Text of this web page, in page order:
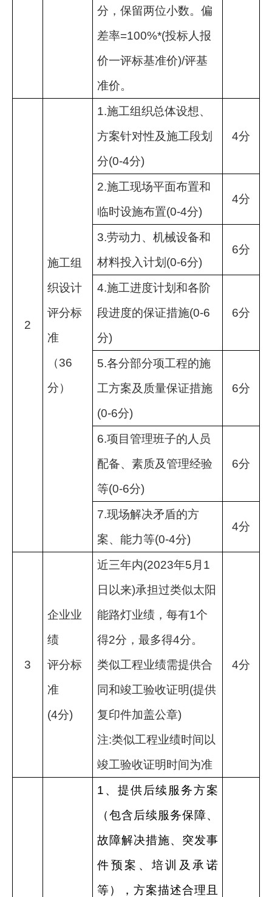
分，保留两位小数。偏
差率=100%*(投标人报
价一评标基准价)/评基
准价。
2
施工组
织设计
评分标
准
（36
分）
1.施工组织总体设想、
方案针对性及施工段划
分(0-4分)
4分
2.施工现场平面布置和
临时设施布置(0-4分)
4分
3.劳动力、机械设备和
材料投入计划 (0-6分)
6分
4.施工进度计划和各阶
段进度的保证措施(0-6
分)
6分
5.各分部分项工程的施
工方案及质量保证措施
(0-6分)
6分
6.项目管理班子的人员
配备、素质及管理经验
等(0-6分)
6分
7.现场解决矛盾的方
案、能力等(0-4分)
4分
3
企业业
绩
评分标
准
(4分)
近三年内(2023年5 月 1
日以来)承担过类似太阳
能路灯业绩，每有1个
得2分，最多得4分。
类似工程业绩需提供合
同和竣工验收证明(提供
复印件加盖公章)
注:类似工程业绩时间以
竣工验收证明时间为准
4分
1 、提供后续服务方案
（包含后续服务保障、
故障解决措施、突发事
件预案、培训及承诺
等），方案描述合理且